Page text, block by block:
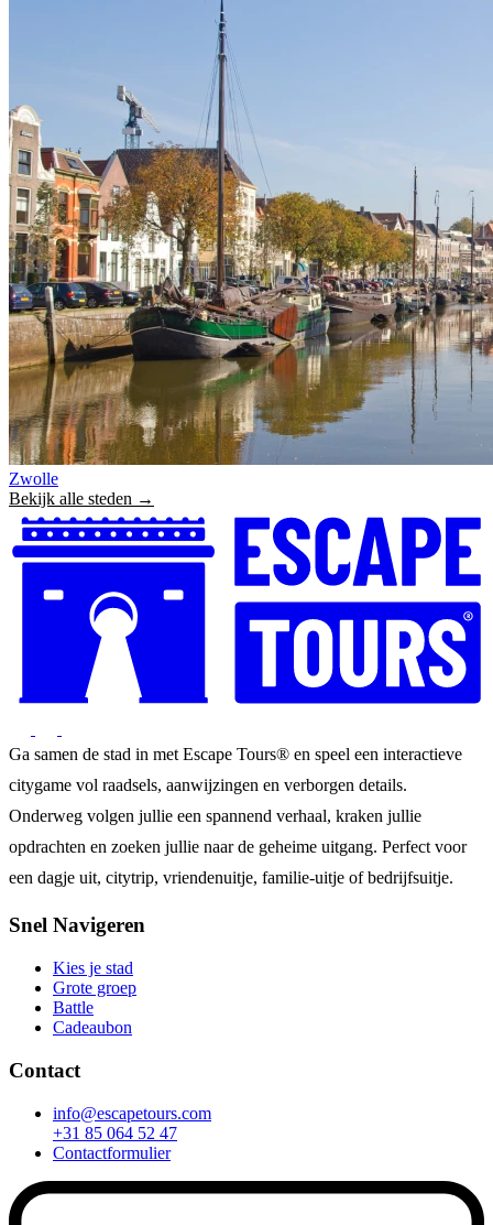
Zwolle
Bekijk alle steden →
Ga samen de stad in met Escape Tours® en speel een interactieve
citygame vol raadsels, aanwijzingen en verborgen details.
Onderweg volgen jullie een spannend verhaal, kraken jullie
opdrachten en zoeken jullie naar de geheime uitgang. Perfect voor
een dagje uit, citytrip, vriendenuitje, familie-uitje of bedrijfsuitje.
Snel Navigeren
Kies je stad
Grote groep
Battle
Cadeaubon
Contact
info@escapetours.com
+31 85 064 52 47
Contactformulier